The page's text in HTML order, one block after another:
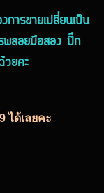
ารขายเปลี่ยนเป็น
พลอยมือสอง ปิ๊ก
วยคะ
ได้เลยคะ